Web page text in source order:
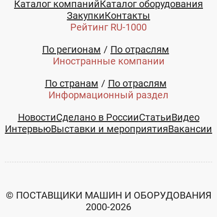
область
Смотреть все товары и услуги
Каталог компанийКаталог оборудования
ЗакупкиКонтакты
Рейтинг RU-1000
По регионам
По отраслям
Иностранные компании
По странам
По отраслям
Информационный раздел
НовостиСделано в РоссииСтатьиВидео
ИнтервьюВыставки и мероприятияВакансии
© ПОСТАВЩИКИ МАШИН И ОБОРУДОВАНИЯ
2000-2026